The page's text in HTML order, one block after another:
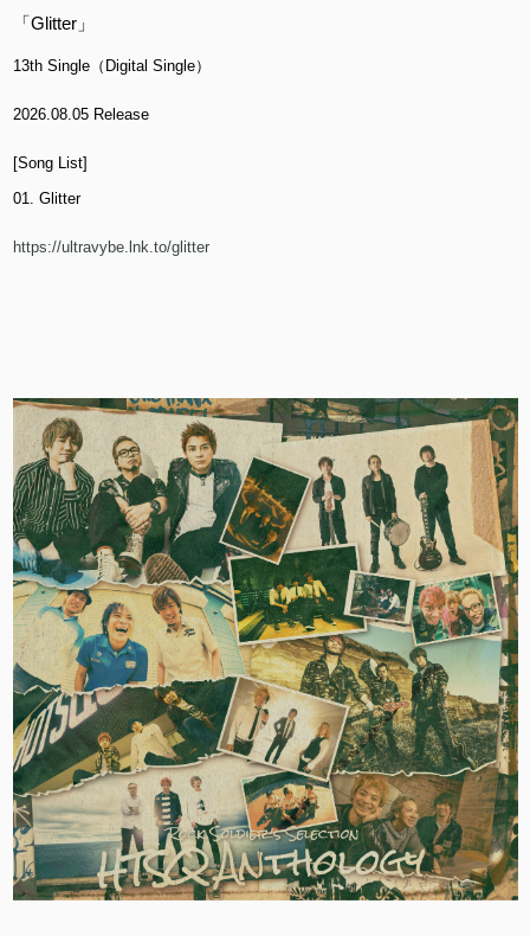
「Glitter」
13th Single（Digital Single）
2026.08.05 Release
[Song List]
01. Glitter
https://ultravybe.lnk.to/glitter